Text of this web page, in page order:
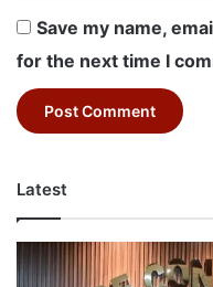
Save my name,
for the next time I
Latest
Amla
Theft